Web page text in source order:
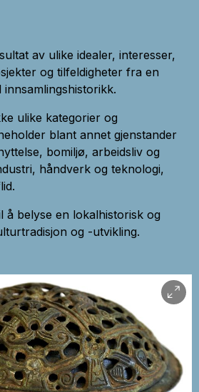
av ulike idealer, interesser,
og tilfeldigheter fra en
ulike kategorier og
blant annet gjenstander
bomiljø, arbeidsliv og
håndverk og teknologi,
å belyse en lokalhistorisk og
og -utvikling.